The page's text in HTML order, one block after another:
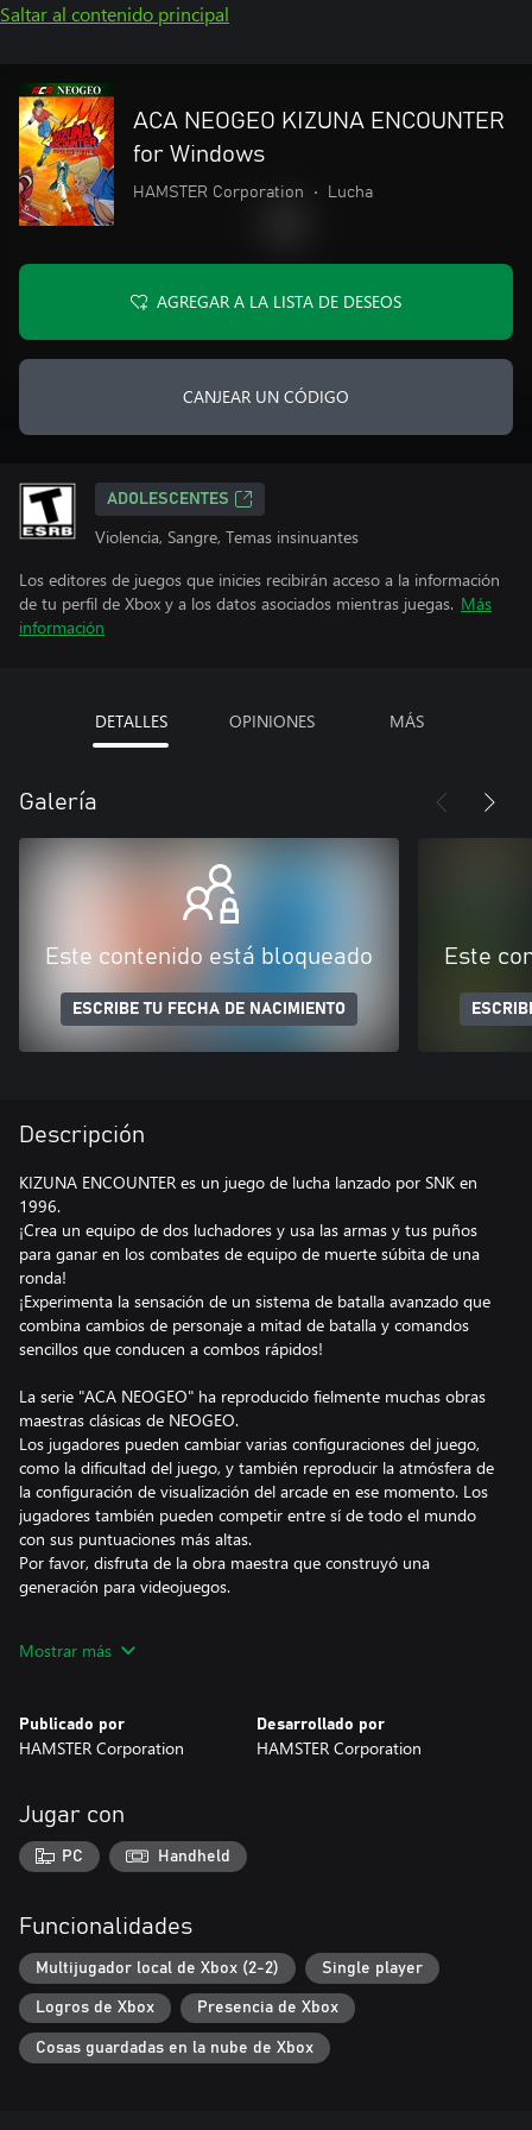
Saltar al contenido principal
ACA NEOGEO KIZUNA ENCOUNTER
for Windows
HAMSTER Corporation • Lucha
AGREGAR A LA LISTA DE DESEOS
CANJEAR UN CÓDIGO
ADOLESCENTES
Violencia, Sangre, Temas insinuantes
Los editores de juegos que inicies recibirán acceso a la información
de tu perfil de Xbox y a los datos asociados mientras juegas. Más
información
DETALLES OPINIONES MÁS
Galería
Este contenido está bloqueado
ESCRIBE TU FECHA DE NACIMIENTO
Este
Descripción
KIZUNA ENCOUNTER es un juego de lucha lanzado por SNK en
1996.
¡Crea un equipo de dos luchadores y usa las armas y tus puños
para ganar en los combates de equipo de muerte súbita de una
ronda!
¡Experimenta la sensación de un sistema de batalla avanzado que
combina cambios de personaje a mitad de batalla y comandos
sencillos que conducen a combos rápidos!
La serie "ACA NEOGEO" ha reproducido fielmente muchas obras
maestras clásicas de NEOGEO.
Los jugadores pueden cambiar varias configuraciones del juego,
como la dificultad del juego, y también reproducir la atmósfera de
la configuración de visualización del arcade en ese momento. Los
jugadores también pueden competir entre sí de todo el mundo
con sus puntuaciones más altas.
Por favor, disfruta de la obra maestra que construyó una
generación para videojuegos.
recreativas). Puede haber diferencias entre esta versión y las
Mostrar más
Publicado por
HAMSTER Corporation
Desarrollado por
HAMSTER Corporation
Jugar con
PC Handheld
Funcionalidades
Multijugador local de Xbox (2-2) Single player
Logros de Xbox Presencia de Xbox
Cosas guardadas en la nube de Xbox